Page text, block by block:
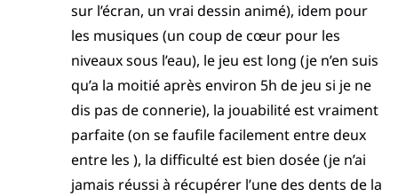
sur l’écran, un vrai dessin animé), idem pour
les musiques (un coup de cœur pour les
niveaux sous l’eau), le jeu est long (je n’en suis
qu’a la moitié après environ 5h de jeu si je ne
dis pas de connerie), la jouabilité est vraiment
parfaite (on se faufile facilement entre deux
entre les ), la difficulté est bien dosée (je n’ai
jamais réussi à récupérer l’une des dents de la